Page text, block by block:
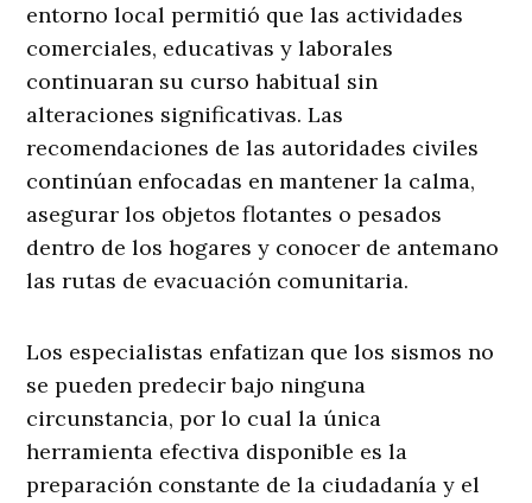
entorno local permitió que las actividades
comerciales, educativas y laborales
continuaran su curso habitual sin
alteraciones significativas. Las
recomendaciones de las autoridades civiles
continúan enfocadas en mantener la calma,
asegurar los objetos flotantes o pesados
dentro de los hogares y conocer de antemano
las rutas de evacuación comunitaria.
Los especialistas enfatizan que los sismos no
se pueden predecir bajo ninguna
circunstancia, por lo cual la única
herramienta efectiva disponible es la
preparación constante de la ciudadanía y el